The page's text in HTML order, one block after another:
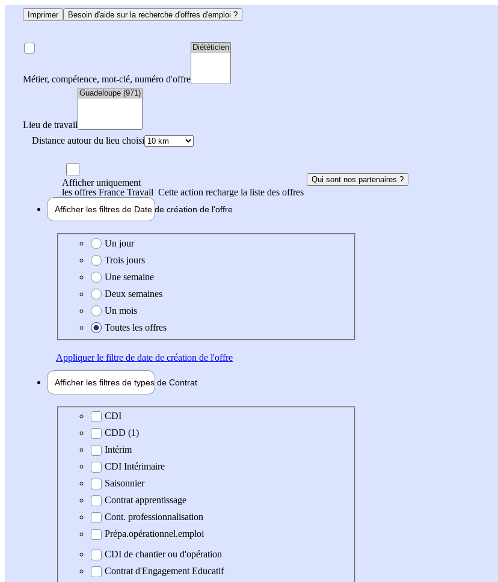
Imprimer Besoin d'aide sur la recherche d'offres d'emploi ?
Métier, compétence, mot-clé, numéro d'offre
Lieu de travail
Distance autour du lieu choisi
Afficher uniquement
les offres France Travail Cette action recharge la liste des offres
Qui sont nos partenaires ?
Afficher les filtres de Date de création de l'offre
Date de création de l'offre
Un jour
Trois jours
Une semaine
Deux semaines
Un mois
Toutes les offres
Appliquerle filtre de date de création de l'offre
Afficher les filtres de types de Contrat
Type de contrat
CDI
CDD (1)
Intérim
CDI Intérimaire
Saisonnier
Contrat apprentissage
Cont. professionnalisation
Prépa.opérationnel.emploi
CDI de chantier ou d'opération
Contrat d'Engagement Educatif